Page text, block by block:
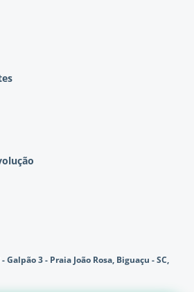
3 - Praia João Rosa, Biguaçu - SC,